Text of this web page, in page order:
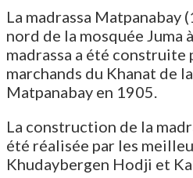
La madrassa Matpanabay
nord de la mosquée Juma
madrassa a été construite
marchands du Khanat de
Matpanabay en 1905.
La construction de la
été réalisée par les
Khudaybergen Hodji et